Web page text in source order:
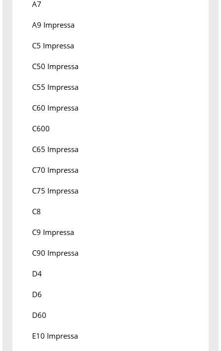
A7
A9 Impressa
C5 Impressa
C50 Impressa
C55 Impressa
C60 Impressa
C600
C65 Impressa
C70 Impressa
C75 Impressa
C8
C9 Impressa
C90 Impressa
D4
D6
D60
E10 Impressa